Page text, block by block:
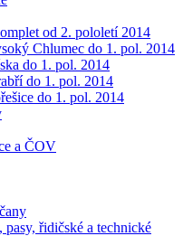
od 2. pololetí 2014
Chlumec do 1. pol. 2014
do 1. pol. 2014
do 1. pol. 2014
do 1. pol. 2014
a ČOV
pasy, řidičské a technické